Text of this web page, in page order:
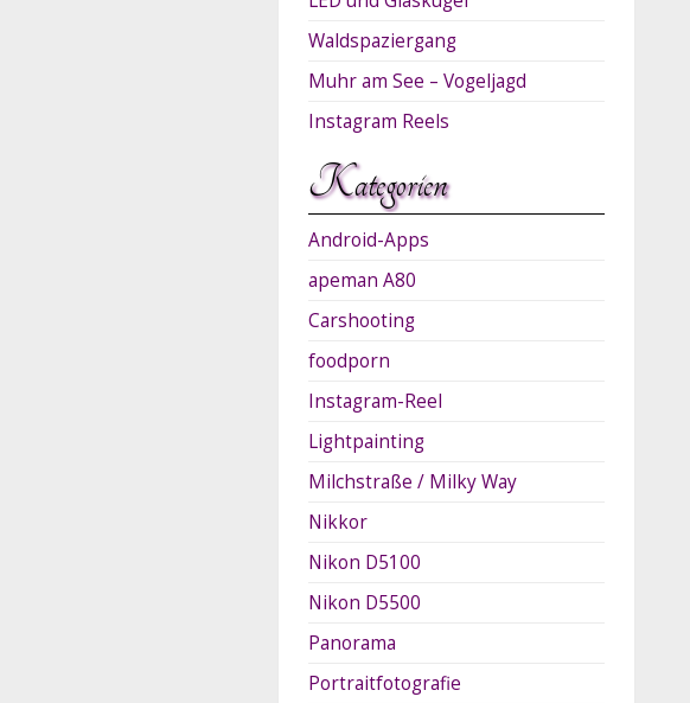
Waldspaziergang
Muhr am See – Vogeljagd
Instagram Reels
Kategorien
Android-Apps
apeman A80
Carshooting
foodporn
Instagram-Reel
Lightpainting
Milchstraße / Milky Way
Nikkor
Nikon D5100
Nikon D5500
Panorama
Portraitfotografie